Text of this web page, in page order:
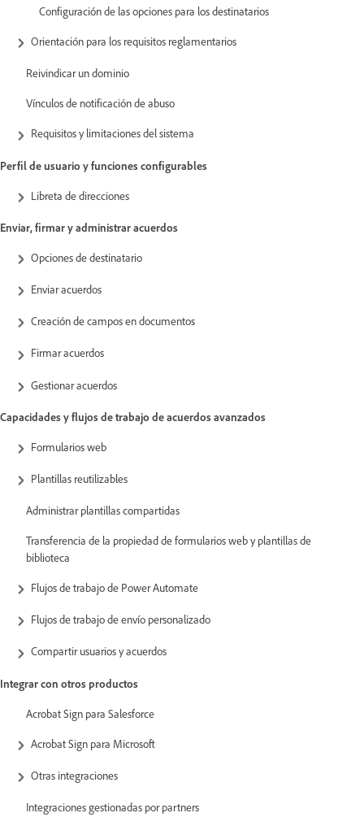
Configuración de las opciones para los destinatarios
Orientación para los requisitos reglamentarios
Reivindicar un dominio
Vínculos de notificación de abuso
Requisitos y limitaciones del sistema
Perfil de usuario y funciones configurables
Libreta de direcciones
Enviar, firmar y administrar acuerdos
Opciones de destinatario
Enviar acuerdos
Creación de campos en documentos
Firmar acuerdos
Gestionar acuerdos
Capacidades y flujos de trabajo de acuerdos avanzados
Formularios web
Plantillas reutilizables
Administrar plantillas compartidas
Transferencia de la propiedad de formularios web y plantillas de
biblioteca
Flujos de trabajo de Power Automate
Flujos de trabajo de envío personalizado
Compartir usuarios y acuerdos
Integrar con otros productos
Acrobat Sign para Salesforce
Acrobat Sign para Microsoft
Otras integraciones
Integraciones gestionadas por partners